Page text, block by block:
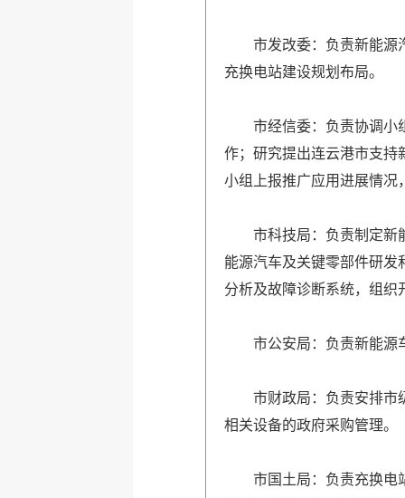
市发改委：负责新能源汽
充换电站建设规划布局。
市经信委：负责协调小组
作；研究提出连云港市支持
小组上报推广应用进展情况
市科技局：负责制定新能
能源汽车及关键零部件研发
分析及故障诊断系统，组织
市公安局：负责新能源车
市财政局：负责安排市级
相关设备的政府采购管理。
市国土局：负责充换电站